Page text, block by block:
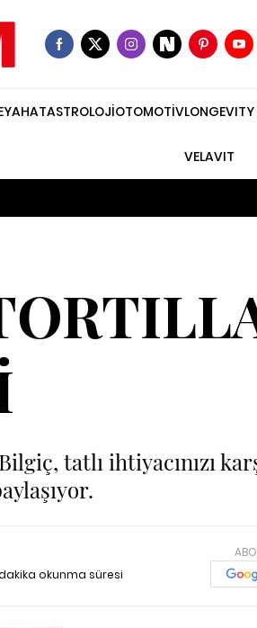
ASTROLOJİOTOMOTİV
VELAVIT
tatlı ihtiyacınızı
okunma süresi